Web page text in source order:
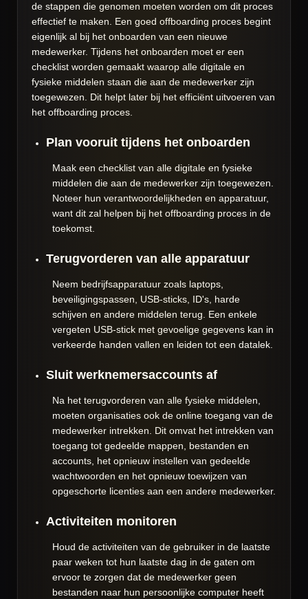
de stappen die genomen moeten worden om dit proces
effectief te maken. Een goed offboarding proces begint
eigenlijk al bij het onboarden van een nieuwe
medewerker. Tijdens het onboarden moet er een
checklist worden gemaakt waarop alle digitale en
fysieke middelen staan die aan de medewerker zijn
toegewezen. Dit helpt later bij het efficiënt uitvoeren van
het offboarding proces.
Plan vooruit tijdens het onboarden
Maak een checklist van alle digitale en fysieke
middelen die aan de medewerker zijn toegewezen.
Noteer hun verantwoordelijkheden en apparatuur,
want dit zal helpen bij het offboarding proces in de
toekomst.
Terugvorderen van alle apparatuur
Neem bedrijfsapparatuur zoals laptops,
beveiligingspassen, USB-sticks, ID's, harde
schijven en andere middelen terug. Een enkele
vergeten USB-stick met gevoelige gegevens kan in
verkeerde handen vallen en leiden tot een datalek.
Sluit werknemersaccounts af
Na het terugvorderen van alle fysieke middelen,
moeten organisaties ook de online toegang van de
medewerker intrekken. Dit omvat het intrekken van
toegang tot gedeelde mappen, bestanden en
accounts, het opnieuw instellen van gedeelde
wachtwoorden en het opnieuw toewijzen van
opgeschorte licenties aan een andere medewerker.
Activiteiten monitoren
Houd de activiteiten van de gebruiker in de laatste
paar weken tot hun laatste dag in de gaten om
ervoor te zorgen dat de medewerker geen
bestanden naar hun persoonlijke computer heeft